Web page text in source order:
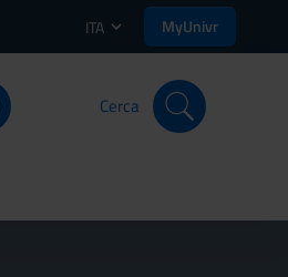
ITA MyUnivr
Cerca